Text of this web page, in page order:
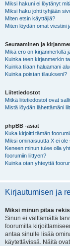
Miksi hakuni ei löytänyt
Miksi haku johti tyhjään
Miten etsin käyttäjiä?
Miten löydän omat viestini
Seuraaminen ja
Mikä ero on kirjanmerkillä
Kuinka teen kirjanmerkin
Kuinka tilaan haluamani
Kuinka poistan tilaukseni?
Liitetiedostot
Mitkä liitetiedostot ovat
Mistä löydän lähettämäni
phpBB -asiat
Kuka kirjoitti tämän
Miksi ominaisuutta X ei ole
Keneen minun tulee olla
foorumiin liittyen?
Kuinka otan yhteyttä
Kirjautumisen ja
Miksi minun pitää
Sinun ei välttämättä
foorumilla
antaa sinulle lisää
käytettävissä. Näitä